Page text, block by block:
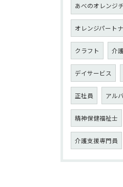
あべのオレンジ
オレンジパート
クラフト 介護
デイサービス
正社員 アル
精神保健福祉士
介護支援専門員